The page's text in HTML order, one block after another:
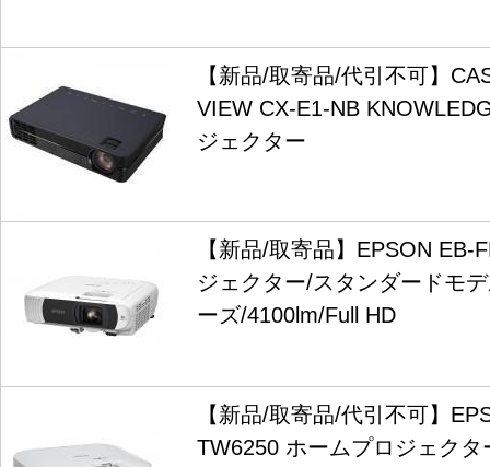
【新品/取寄品/代引不可】
VIEW CX-E1-NB
ジェクター
【新品/取寄品】EPSON EB-
ジェクター/スタンダードモ
ーズ/4100lm/Full HD
【新品/取寄品/代引不可】
TW6250 ホームプロジェク